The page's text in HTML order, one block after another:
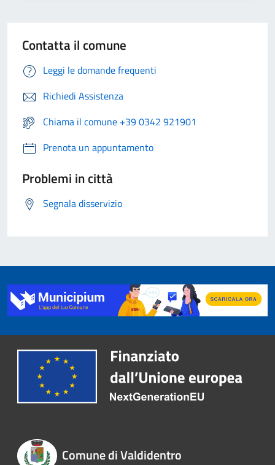
Contatta il comune
Leggi le domande frequenti
Richiedi Assistenza
Chiama il comune +39 0342 921901
Prenota un appuntamento
Problemi in città
Segnala disservizio
Comune di Valdidentro